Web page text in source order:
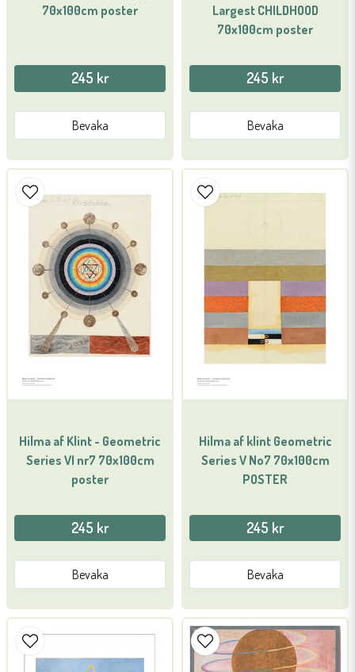
70x100cm poster
245 kr
Bevaka
Largest CHILDHOOD
70x100cm poster
245 kr
Bevaka
Hilma af Klint - Geometric
Series VI nr7 70x100cm
poster
245 kr
Bevaka
Hilma af klint Geometric
Series V No7 70x100cm
POSTER
245 kr
Bevaka